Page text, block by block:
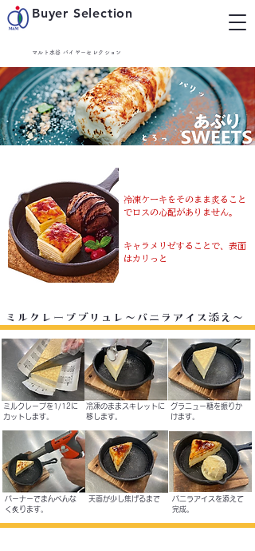
Buyer Selection
マルト水谷 バイヤーセレクション
冷凍ケーキをそのまま炙ること
でロスの心配がありません。
キャラメリゼすることで、表面
はカリっと
​ミルクレープブリュレ～バニラアイス添え～
ミルクレープを1/12に
カットします。
​冷凍のままスキレットに
移します。
グラニュー糖を振りか
けます。
バーナーでまんべんな
く炙ります。
天面が少し焦げるまで
バニラアイスを添えて
完成。